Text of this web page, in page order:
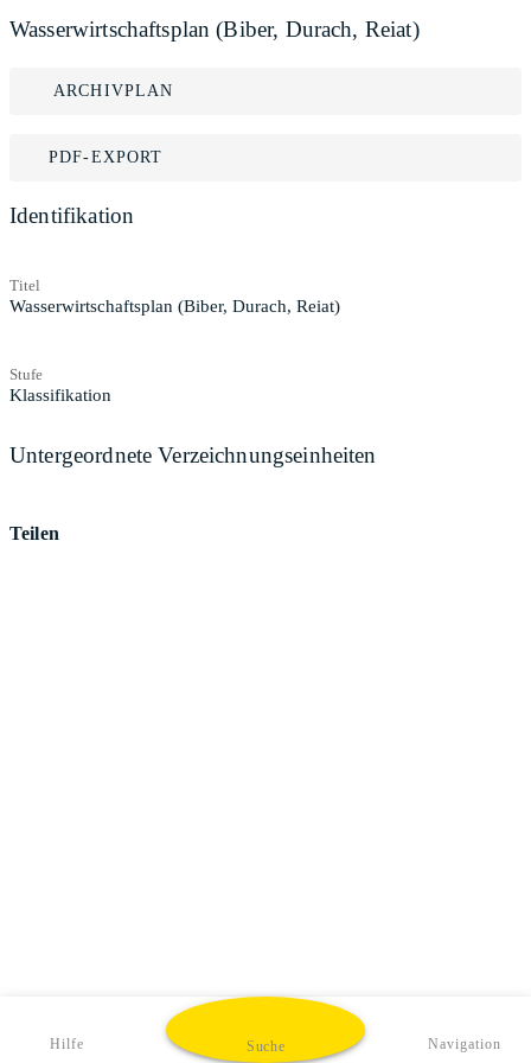
Wasserwirtschaftsplan (Biber, Durach, Reiat)
ARCHIVPLAN
PDF-EXPORT
Identifikation
Titel
Wasserwirtschaftsplan (Biber, Durach, Reiat)
Stufe
Klassifikation
Untergeordnete Verzeichnungseinheiten
Teilen
Hilfe Suche Navigation